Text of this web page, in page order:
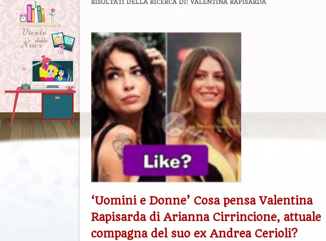
RISULTATI DELLA RICERCA DI: VALENTINA RAPISARDA
‘Uomini e Donne’ Cosa pensa Valentina
Rapisarda di Arianna Cirrincione, attuale
compagna del suo ex Andrea Cerioli?